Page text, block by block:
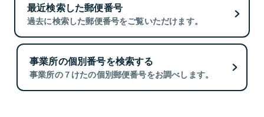
最近検索した郵便番号
過去に検索した郵便番号をご覧いただけます。
事業所の個別番号を検索する
事業所の７けたの個別郵便番号をお調べします。